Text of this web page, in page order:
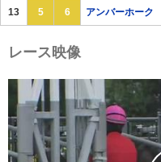
13 5 6 アンバーホーク
レース映像